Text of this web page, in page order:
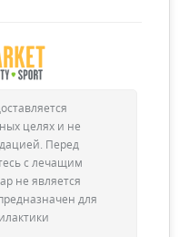
целях и не
Перед
с лечащим
не является
для